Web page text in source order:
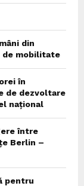
din
de mobilitate
în
de dezvoltare
național
între
Berlin –
pentru